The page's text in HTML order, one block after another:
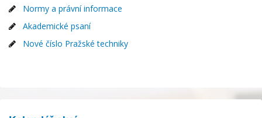
Normy a právní informace
Akademické psaní
Nové číslo Pražské techniky